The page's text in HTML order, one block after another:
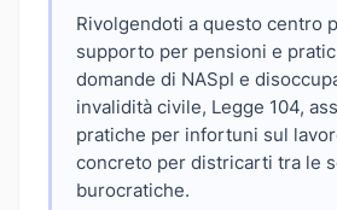
Rivolgendoti a questo centro
supporto per pensioni e
domande di NASpI e
invalidità civile, Legge 104,
pratiche per infortuni sul
concreto per districarti tra le
burocratiche.